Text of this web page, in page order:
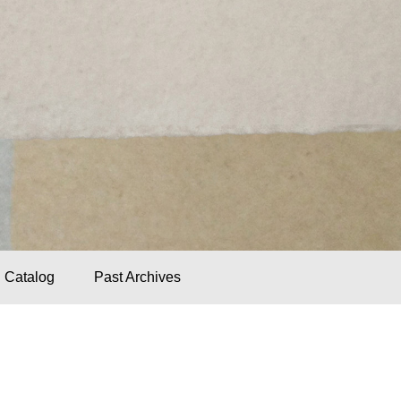
Catalog Past Archives